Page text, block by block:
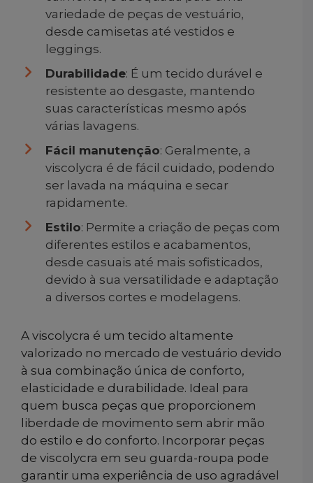
variedade de peças de vestuário,
desde camisetas até vestidos e
leggings.
Durabilidade: É um tecido durável e
resistente ao desgaste, mantendo
suas características mesmo após
várias lavagens.
Fácil manutenção: Geralmente, a
viscolycra é de fácil cuidado, podendo
ser lavada na máquina e secar
rapidamente.
Estilo: Permite a criação de peças com
diferentes estilos e acabamentos,
desde casuais até mais sofisticados,
devido à sua versatilidade e adaptação
a diversos cortes e modelagens.
A viscolycra é um tecido altamente
valorizado no mercado de vestuário devido
à sua combinação única de conforto,
elasticidade e durabilidade. Ideal para
quem busca peças que proporcionem
liberdade de movimento sem abrir mão
do estilo e do conforto. Incorporar peças
de viscolycra em seu guarda-roupa pode
garantir uma experiência de uso agradável